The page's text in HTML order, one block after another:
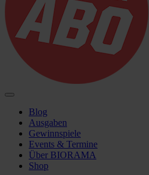
Blog
Ausgaben
Gewinnspiele
Events & Termine
Über BIORAMA
Shop